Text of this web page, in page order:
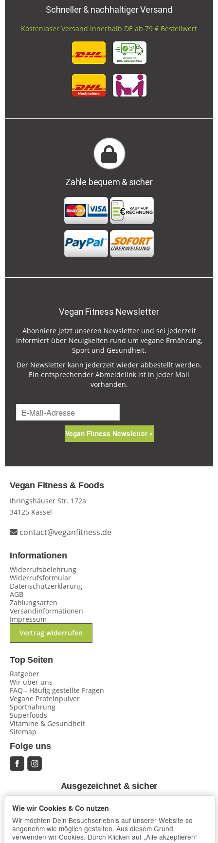
Schneller & nachhaltiger Versand
Kostenloser Versand innerhalb DE ab 79 € Bestellwert
Zahle bequem & sicher
Vegan Fitness Newsletter
Abonniere jetzt unseren Newsletter und sei jederzeit
informiert über Neuigkeiten rund um vegane Ernährung,
Sport und Gesundheit.
Der Newsletter kann jederzeit wieder abbestellt werden.
Ein entsprechender Abmeldelink ist in jeder Mail
vorhanden.
Vegan Fitness Newsletter »
Vegan Fitness & Foods
Ihringshäuser Str. 172a
34125 Kassel
contact@veganfitness.de
Informationen
Widerrufsbelehrung
Widerrufsformular
Datenschutzerklärung
AGB
Zahlungsarten
Versandinformationen
Impressum
Vertrag widerrufen
Top Seiten
Ratgeber
Wir über uns
FAQ - Häufig gestellte Fragen
Vegane Proteinpulver
Sportnahrung
Superfoods
Vitamine & Gesundheit
Sitemap
Folge uns
Ausgezeichnet & sicher
Wie wir Cookies & Co nutzen
Wir möchten Dein Besuchserlebnis auf unserer Website so
angenehm wie möglich gestalten. Aus diesem Grund
verwenden wir Cookies. Durch Klicken auf „Alle akzeptieren“